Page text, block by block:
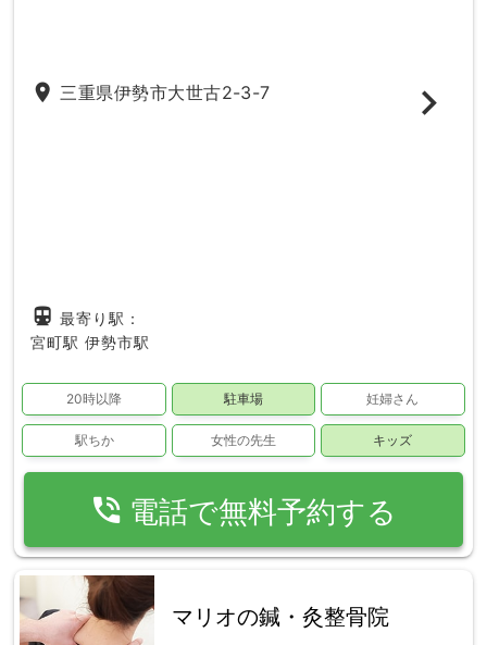
place 三重県伊勢市大世古2-3-7
directions_subway 最寄り駅：
宮町駅 伊勢市駅
20時以降 駐車場 妊婦さん
駅ちか 女性の先生 キッズ
phone_in_talk 電話で無料予約する
マリオの鍼・灸整骨院